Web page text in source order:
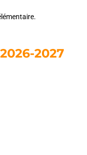
2027